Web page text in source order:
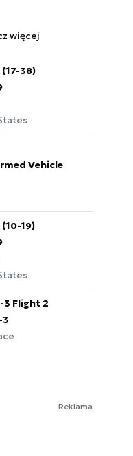
więcej
38)
Vehicle
19)
3 Flight 2
3
Reklama